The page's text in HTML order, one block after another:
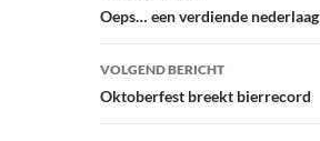
navigatie
Oeps… een verdiende nederlaag
VOLGEND BERICHT
Oktoberfest breekt bierrecord